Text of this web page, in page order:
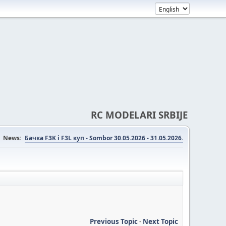
RC MODELARI SRBIJE
News: Бачка F3K i F3L куп - Sombor 30.05.2026 - 31.05.2026.
Previous Topic- Next Topic